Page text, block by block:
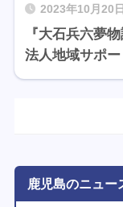
2023年10月20日
『大石兵六夢
法人地域サポ
鹿児島のニュー